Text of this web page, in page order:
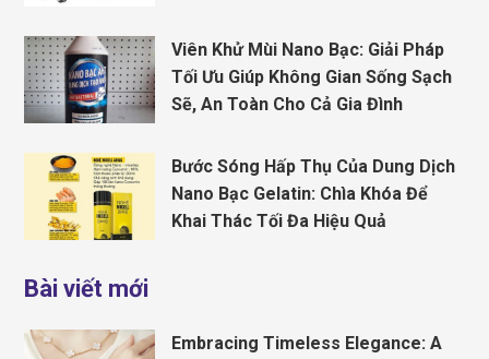
Viên Khử Mùi Nano Bạc: Giải Pháp
Tối Ưu Giúp Không Gian Sống Sạch
Sẽ, An Toàn Cho Cả Gia Đình
Bước Sóng Hấp Thụ Của Dung Dịch
Nano Bạc Gelatin: Chìa Khóa Để
Khai Thác Tối Đa Hiệu Quả
Bài viết mới
Embracing Timeless Elegance: A